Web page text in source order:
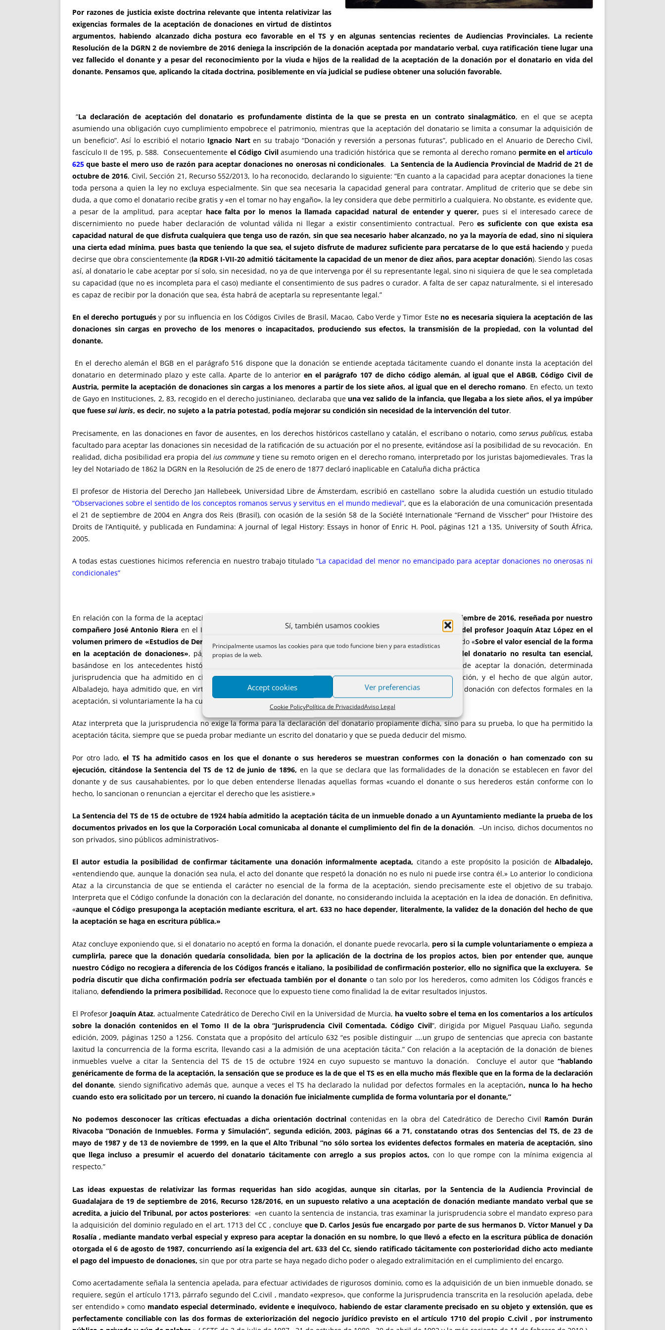
Sí, también usamos cookies
Principalmente usamos las cookies para que todo funcione bien y para estadísticas
propias de la web.
Accept cookies Ver preferencias
Cookie PolicyPolítica de PrivacidadAviso Legal
Por razones de justicia existe doctrina relevante que intenta relativizar las
exigencias formales de la aceptación de donaciones en virtud de distintos
argumentos, habiendo alcanzado dicha postura eco favorable en el TS y en algunas sentencias recientes de Audiencias Provinciales. La reciente
Resolución de la DGRN 2 de noviembre de 2016 deniega la inscripción de la donación aceptada por mandatario verbal, cuya ratificación tiene lugar una
vez fallecido el donante y a pesar del reconocimiento por la viuda e hijos de la realidad de la aceptación de la donación por el donatario en vida del
donante. Pensamos que, aplicando la citada doctrina, posiblemente en vía judicial se pudiese obtener una solución favorable.
“La declaración de aceptación del donatario es profundamente distinta de la que se presta en un contrato sinalagmático, en el que se acepta
asumiendo una obligación cuyo cumplimiento empobrece el patrimonio, mientras que la aceptación del donatario se limita a consumar la adquisición de
un beneficio”. Así lo escribió el notario Ignacio Narten su trabajo “Donación y reversión a personas futuras”, publicado en el Anuario de Derecho Civil,
fascículo II de 195, p. 588. Consecuentemente el Código Civilasumiendo una tradición histórica que se remonta al derecho romano permite en elartículo
625 que baste el mero uso de razón para aceptar donaciones no onerosas ni condicionales. La Sentencia de la Audiencia Provincial de Madrid de 21 de
octubre de 2016, Civil, Sección 21, Recurso 552/2013, lo ha reconocido, declarando lo siguiente: “En cuanto a la capacidad para aceptar donaciones la tiene
toda persona a quien la ley no excluya especialmente. Sin que sea necesaria la capacidad general para contratar. Amplitud de criterio que se debe sin
duda, a que como el donatario recibe gratis y «en el tomar no hay engaño», la ley considera que debe permitirlo a cualquiera. No obstante, es evidente que,
a pesar de la amplitud, para aceptar hace falta por lo menos la llamada capacidad natural de entender y querer, pues si el interesado carece de
discernimiento no puede haber declaración de voluntad válida ni llegar a existir consentimiento contractual. Pero es suficiente con que exista esa
capacidad natural de que disfruta cualquiera que tenga uso de razón, sin que sea necesario haber alcanzado, no ya la mayoría de edad, sino ni siquiera
una cierta edad mínima, pues basta que teniendo la que sea, el sujeto disfrute de madurez suficiente para percatarse de lo que está haciendo y pueda
decirse que obra conscientemente (la RDGR I-VII-20 admitió tácitamente la capacidad de un menor de diez años, para aceptar donación). Siendo las cosas
así, al donatario le cabe aceptar por sí solo, sin necesidad, no ya de que intervenga por él su representante legal, sino ni siquiera de que le sea completada
su capacidad (que no es incompleta para el caso) mediante el consentimiento de sus padres o curador. A falta de ser capaz naturalmente, si el interesado
es capaz de recibir por la donación que sea, ésta habrá de aceptarla su representante legal.”
En el derecho portuguésy por su influencia en los Códigos Civiles de Brasil, Macao, Cabo Verde y Timor Este no es necesaria siquiera la aceptación de las
donaciones sin cargas en provecho de los menores o incapacitados, produciendo sus efectos, la transmisión de la propiedad, con la voluntad del
donante.
En el derecho alemán el BGB en el parágrafo 516 dispone que la donación se entiende aceptada tácitamente cuando el donante insta la aceptación del
donatario en determinado plazo y este calla. Aparte de lo anterioren el parágrafo 107 de dicho código alemán, al igual que el ABGB, Código Civil de
Austria, permite la aceptación de donaciones sin cargas a los menores a partir de los siete años, al igual que en el derecho romano. En efecto, un texto
de Gayo en Instituciones, 2, 83, recogido en el derecho justinianeo, declaraba que una vez salido de la infancia, que llegaba a los siete años, el ya impúber
que fuese sui iuris, es decir, no sujeto a la patria potestad, podía mejorar su condición sin necesidad de la intervención del tutor.
Precisamente, en las donaciones en favor de ausentes, en los derechos históricos castellano y catalán, el escribano o notario, comoservus publicus, estaba
facultado para aceptar las donaciones sin necesidad de la ratificación de su actuación por el no presente, evitándose así la posibilidad de su revocación. En
realidad, dicha posibilidad era propia del ius communey tiene su remoto origen en el derecho romano, interpretado por los juristas bajomedievales. Tras la
ley del Notariado de 1862 la DGRN en la Resolución de 25 de enero de 1877 declaró inaplicable en Cataluña dicha práctica
El profesor de Historia del Derecho Jan Hallebeek, Universidad Libre de Ámsterdam, escribió en castellano sobre la aludida cuestión un estudio titulado
“Observaciones sobre el sentido de los conceptos romanos servus y servitus en el mundo medieval”, que es la elaboración de una comunicación presentada
el 21 de septiembre de 2004 en Angra dos Reis (Brasil), con ocasión de la sesión 58 de la Société Internationale “Fernand de Visscher” pour l’Histoire des
Droits de l’Antiquité, y publicada en Fundamina: A journal of legal History: Essays in honor of Enric H. Pool, páginas 121 a 135, University of South África,
2005.
A todas estas cuestiones hicimos referencia en nuestro trabajo titulado “La capacidad del menor no emancipado para aceptar donaciones no onerosas ni
condicionales”
En relación con la forma de la aceptación
, BOE de 22 de noviembre de 2016, reseñada por nuestro
compañero José Antonio Riera en el Informe correspondiente a noviembre de 2016,nos ha recordado el trabajo del profesor Joaquín Ataz López en el
volumen primero de «Estudios de Derecho Civil en Homenaje al profesor Dr. José Luis Lacruz Berdejo, 1992
, titulado «Sobre el valor esencial de la forma
en la aceptación de donaciones», páginas 111 a 144 en el que se argumenta
que la forma de la declaración del donatario no resulta tan esencial,
basándose en los antecedentes históricos, el distinto valor que tienen las declaraciones voluntad de donar y de aceptar la donación, determinada
jurisprudencia que ha admitido en ciertos casos la eficacia de donaciones con defectos de forma en la aceptación, y el hecho de que algún autor,
Albaladejo, haya admitido que, en virtud a de la doctrina de los actos propios el donante no puede impugnar la donación con defectos formales en la
aceptación, si voluntariamente la ha cumplido, idea que también ha sido aplicada en algún caso por el TS.
Ataz interpreta que la jurisprudencia no exige la forma para la declaración del donatario propiamente dicha, sino para su prueba, lo que ha permitido la
aceptación tácita, siempre que se pueda probar mediante un escrito del donatario y que se pueda deducir del mismo.
Por otro lado,el TS ha admitido casos en los que el donante o sus herederos se muestran conformes con la donación o han comenzado con su
ejecución, citándose la Sentencia del TS de 12 de junio de 1896, en la que se declara que las formalidades de la donación se establecen en favor del
donante y de sus causahabientes, por lo que deben entenderse llenadas aquellas formas «cuando el donante o sus herederos están conforme con lo
hecho, lo sancionan o renuncian a ejercitar el derecho que les asistiere.»
La Sentencia del TS de 15 de octubre de 1924 había admitido la aceptación tácita de un inmueble donado a un Ayuntamiento mediante la prueba de los
documentos privados en los que la Corporación Local comunicaba al donante el cumplimiento del fin de la donación. –Un inciso, dichos documentos no
son privados, sino públicos administrativos-
El autor estudia la posibilidad de confirmar tácitamente una donación informalmente aceptada, citando a este propósito la posición deAlbadalejo,
«entendiendo que, aunque la donación sea nula, el acto del donante que respetó la donación no es nulo ni puede irse contra él.» Lo anterior lo condiciona
Ataz a la circunstancia de que se entienda el carácter no esencial de la forma de la aceptación, siendo precisamente este el objetivo de su trabajo.
Interpreta que el Código confunde la donación con la declaración del donante, no considerando incluida la aceptación en la idea de donación. En definitiva,
«aunque el Código presuponga la aceptación mediante escritura, el art. 633 no hace depender, literalmente, la validez de la donación del hecho de que
la aceptación se haga en escritura pública.»
Ataz concluye exponiendo que, si el donatario no aceptó en forma la donación, el donante puede revocarla, pero si la cumple voluntariamente o empieza a
cumplirla, parece que la donación quedaría consolidada, bien por la aplicación de la doctrina de los propios actos, bien por entender que, aunque
nuestro Código no recogiera a diferencia de los Códigos francés e italiano, la posibilidad de confirmación posterior, ello no significa que la excluyera. Se
podría discutir que dicha confirmación podría ser efectuada también por el donante o tan solo por los herederos, como admiten los Códigos francés e
italiano, defendiendo la primera posibilidad. Reconoce que lo expuesto tiene como finalidad la de evitar resultados injustos.
El Profesor Joaquín Ataz, actualmente Catedrático de Derecho Civil en la Universidad de Murcia, ha vuelto sobre el tema en los comentarios a los artículos
sobre la donación contenidos en el Tomo II de la obra “Jurisprudencia Civil Comentada. Código Civil”, dirigida por Miguel Pasquau Liaño, segunda
edición, 2009, páginas 1250 a 1256. Constata que a propósito del artículo 632 “es posible distinguir ….un grupo de sentencias que aprecia con bastante
laxitud la concurrencia de la forma escrita, llevando casi a la admisión de una aceptación tácita.” Con relación a la aceptación de la donación de bienes
inmuebles vuelve a citar la Sentencia del TS de 15 de octubre 1924 en cuyo supuesto se mantuvo la donación. Concluye el autor que “hablando
genéricamente de forma de la aceptación, la sensación que se produce es la de que el TS es en ella mucho más flexible que en la forma de la declaración
del donante, siendo significativo además que, aunque a veces el TS ha declarado la nulidad por defectos formales en la aceptación, nunca lo ha hecho
cuando esto era solicitado por un tercero, ni cuando la donación fue inicialmente cumplida de forma voluntaria por el donante,”
No podemos desconocer las críticas efectuadas a dicha orientación doctrinal contenidas en la obra del Catedrático de Derecho Civil Ramón Durán
Rivacoba “Donación de Inmuebles. Forma y Simulación”, segunda edición, 2003, páginas 66 a 71, constatando otras dos Sentencias del TS, de 23 de
mayo de 1987 y de 13 de noviembre de 1999, en la que el Alto Tribunal “no sólo sortea los evidentes defectos formales en materia de aceptación, sino
que llega incluso a presumir el acuerdo del donatario tácitamente con arreglo a sus propios actos, con lo que rompe con la mínima exigencia al
respecto.”
Las ideas expuestas de relativizar las formas requeridas han sido acogidas, aunque sin citarlas, por la Sentencia de la Audiencia Provincial de
Guadalajara de 19 de septiembre de 2016, Recurso 128/2016, en un supuesto relativo a una aceptación de donación mediante mandato verbal que se
acredita, a juicio del Tribunal, por actos posteriores: «en cuanto la sentencia de instancia, tras examinar la jurisprudencia sobre el mandato expreso para
la adquisición del dominio regulado en el art. 1713 del CC , concluye que D. Carlos Jesús fue encargado por parte de sus hermanos D. Víctor Manuel y Da
Rosalía , mediante mandato verbal especial y expreso para aceptar la donación en su nombre, lo que llevó a efecto en la escritura pública de donación
otorgada el 6 de agosto de 1987, concurriendo así la exigencia del art. 633 del Cc, siendo ratificado tácitamente con posterioridad dicho acto mediante
el pago del impuesto de donaciones, sin que por otra parte se haya negado dicho poder o alegado extralimitación en el cumplimiento del encargo.
Como acertadamente señala la sentencia apelada, para efectuar actividades de rigurosos dominio, como es la adquisición de un bien inmueble donado, se
requiere, según el artículo 1713, párrafo segundo del C.civil , mandato «expreso», que conforme la Jurisprudencia transcrita en la resolución apelada, debe
ser entendido » como mandato especial determinado, evidente e inequívoco, habiendo de estar claramente precisado en su objeto y extensión, que es
perfectamente conciliable con las dos formas de exteriorización del negocio jurídico previsto en el artículo 1710 del propio C.civil , por instrumento